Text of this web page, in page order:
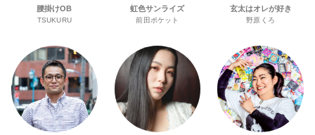
腰掛けOB
TSUKURU
虹色サンライズ
前田ポケット
玄太はオレが好き
野原くろ